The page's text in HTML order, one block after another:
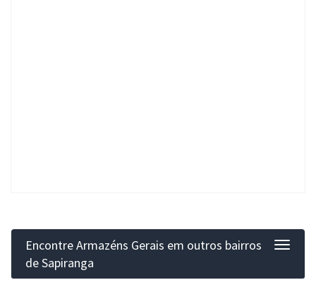
Filtro
Encontre Armazéns Gerais em outros bairros
de Sapiranga